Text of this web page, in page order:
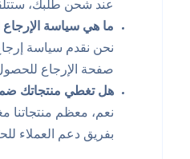
عند شحن طلبك،
ما هي سياسة
صفحة الإرجاع
هل تغطي منتجاتك
نعم، معظم منتجاتنا
بفريق دعم العملاء